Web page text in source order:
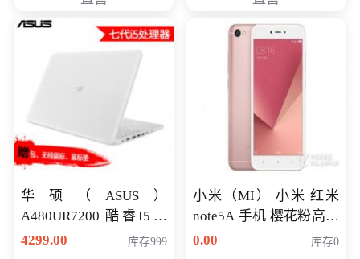
华硕（ASUS）
A480UR7200 酷睿I5超
薄学生办公游戏独显笔
4299.00 库存999
小米（MI） 小米 红米
note5A 手机 樱花粉高配
版 全网通(3G+32G)
0.00 库存0